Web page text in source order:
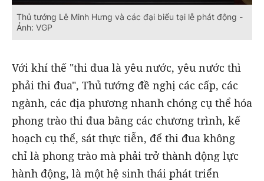
Thủ tướng Lê Minh Hưng và các đại biểu tại lễ phát động -
Ảnh: VGP
Với khí thế "thi đua là yêu nước, yêu nước thì
phải thi đua", Thủ tướng đề nghị các cấp, các
ngành, các địa phương nhanh chóng cụ thể hóa
phong trào thi đua bằng các chương trình, kế
hoạch cụ thể, sát thực tiễn, để thi đua không
chỉ là phong trào mà phải trở thành động lực
hành động, là một hệ sinh thái phát triển